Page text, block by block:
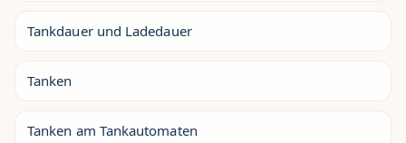
Tankdauer und Ladedauer
Tanken
Tanken am Tankautomaten